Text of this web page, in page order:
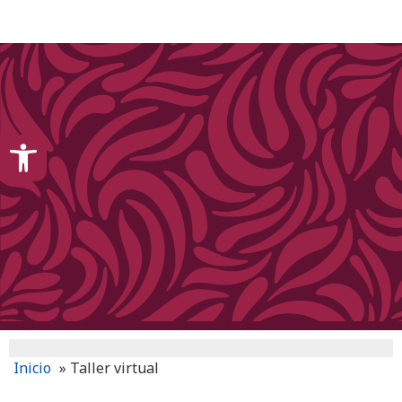
Inicio » Taller virtual
Open toolbar